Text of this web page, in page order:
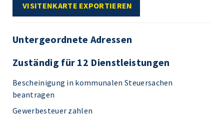
VISITENKARTE EXPORTIEREN
Untergeordnete Adressen
Zuständig für 12 Dienstleistungen
Bescheinigung in kommunalen Steuersachen
beantragen
Gewerbesteuer zahlen